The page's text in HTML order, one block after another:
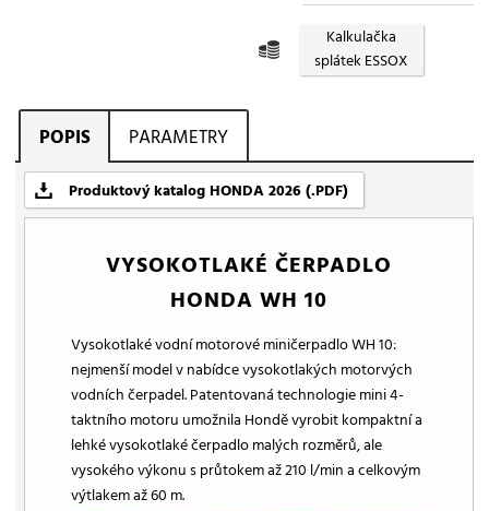
Kalkulačka
splátek ESSOX
POPIS PARAMETRY
Produktový katalog HONDA 2026 (.PDF)
VYSOKOTLAKÉ ČERPADLO
HONDA WH 10
Vysokotlaké vodní motorové miničerpadlo WH 10:
nejmenší model v nabídce vysokotlakých motorvých
vodních čerpadel. Patentovaná technologie mini 4-
taktního motoru umožnila Hondě vyrobit kompaktní a
lehké vysokotlaké čerpadlo malých rozměrů, ale
vysokého výkonu s průtokem až 210 l/min a celkovým
výtlakem až 60 m.